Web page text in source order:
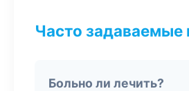
Часто задаваемые
Больно ли лечить?